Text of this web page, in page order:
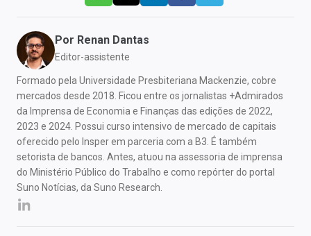
Por Renan Dantas
Editor-assistente
Formado pela Universidade Presbiteriana Mackenzie, cobre
mercados desde 2018. Ficou entre os jornalistas +Admirados
da Imprensa de Economia e Finanças das edições de 2022,
2023 e 2024. Possui curso intensivo de mercado de capitais
oferecido pelo Insper em parceria com a B3. É também
setorista de bancos. Antes, atuou na assessoria de imprensa
do Ministério Público do Trabalho e como repórter do portal
Suno Notícias, da Suno Research.